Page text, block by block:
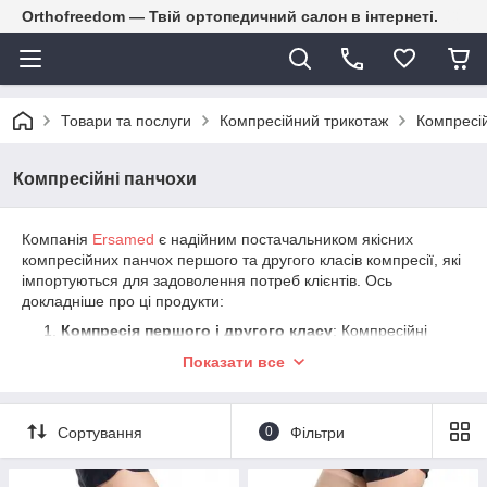
Orthofreedom — Твій ортопедичний салон в інтернеті.
Товари та послуги Компресійний трикотаж
Компресійні панчохи
Компанія Ersamed є надійним постачальником якісних
компресійних панчох першого та другого класів компресії, які
імпортуються для задоволення потреб клієнтів. Ось
докладніше про ці продукти:
Компресія першого і другого класу: Компресійні
Компресійні панчохи першого і другого класів часто
руху крові в венах і лімфатичних судинах.
Попередження венозних проблем: Компресійні
Показати все
Сортування 0 Фільтри